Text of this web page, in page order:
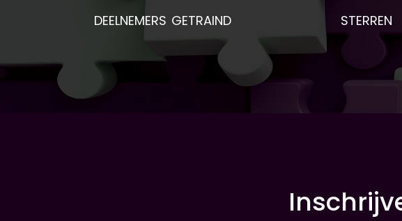
DEELNEMERS GETRAIND STERREN